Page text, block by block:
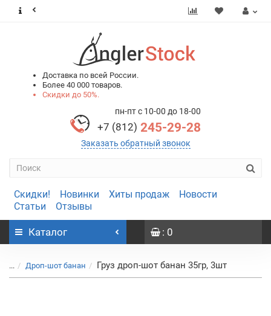
Доставка по всей России.
Более 40 000 товаров.
Скидки до 50%.
пн-пт с 10-00 до 18-00
+7 (812) 245-29-28
Заказать обратный звонок
Скидки! Новинки Хиты продаж
Новости
Статьи
Отзывы
Каталог : 0
... Дроп-шот банан Груз дроп-шот банан 35гр, 3шт